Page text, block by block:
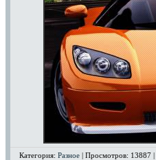
Категория: Разное | Просмотров: 13887 |